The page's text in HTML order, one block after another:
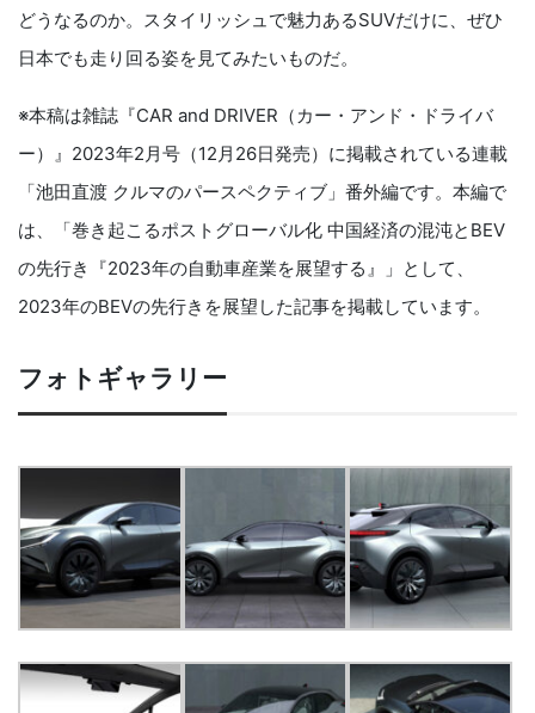
どうなるのか。スタイリッシュで魅力あるSUVだけに、ぜひ
日本でも走り回る姿を見てみたいものだ。
※本稿は雑誌『CAR and DRIVER（カー・アンド・ドライバ
ー）』2023年2月号（12月26日発売）に掲載されている連載
「池田直渡 クルマのパースペクティブ」番外編です。本編で
は、「巻き起こるポストグローバル化 中国経済の混沌とBEV
の先行き『2023年の自動車産業を展望する』」として、
2023年のBEVの先行きを展望した記事を掲載しています。
フォトギャラリー